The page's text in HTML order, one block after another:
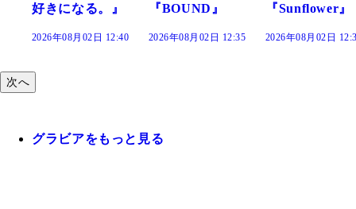
『BOUND』
2026年08月02日 12:35
『Sunflower』
2026年08月02日 12:30
だまり』
2026年08月02日
次へ
グラビアをもっと見る